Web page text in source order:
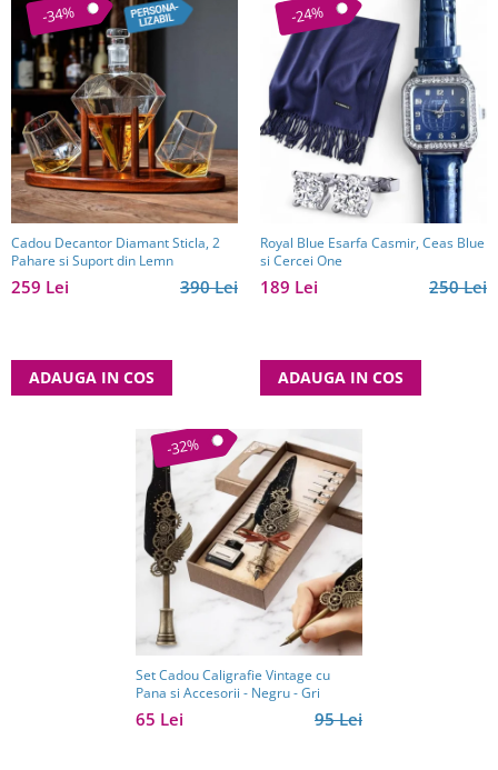
-34%
Cadou Decantor Diamant Sticla, 2
Pahare si Suport din Lemn
390 Lei
259 Lei
ADAUGA IN COS
-24%
Royal Blue Esarfa Casmir, Ceas Blue
si Cercei One
250 Lei
189 Lei
ADAUGA IN COS
-32%
Set Cadou Caligrafie Vintage cu
Pana si Accesorii - Negru - Gri
95 Lei
65 Lei